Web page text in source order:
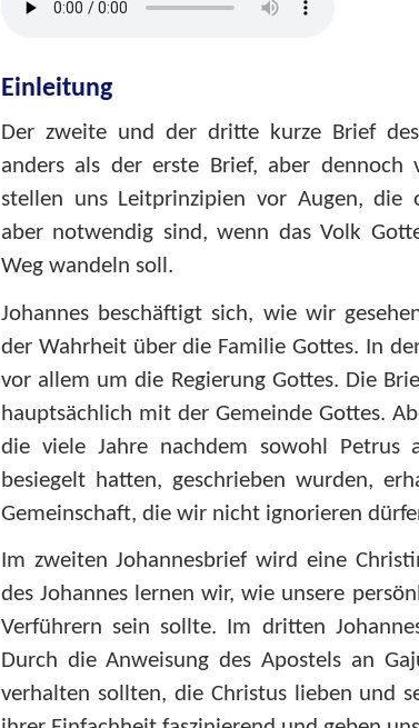
Einleitung
Der zweite und der dritte kurze Brief
anders als der erste Brief, aber dennoch
stellen uns Leitprinzipien vor Augen, die
aber notwendig sind, wenn das Volk
Weg wandeln soll.
Johannes beschäftigt sich, wie wir
der Wahrheit über die Familie Gottes. In
vor allem um die Regierung Gottes. Die
hauptsächlich mit der Gemeinde Gottes.
die viele Jahre nachdem sowohl
besiegelt hatten, geschrieben wurden,
Gemeinschaft, die wir nicht ignorieren
Im zweiten Johannesbrief wird eine
des Johannes lernen wir, wie unsere
Verführern sein sollte. Im dritten
Durch die Anweisung des Apostels an
verhalten sollten, die Christus lieben und